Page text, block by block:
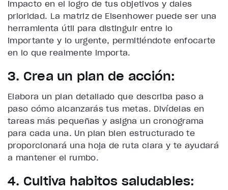
impacto en el logro de tus objetivos y dales
prioridad. La matriz de Eisenhower puede ser una
herramienta útil para distinguir entre lo
importante y lo urgente, permitiéndote enfocarte
en lo que realmente importa.
3. Crea un plan de acción:
Elabora un plan detallado que describa paso a
paso cómo alcanzarás tus metas. Divídelas en
tareas más pequeñas y asigna un cronograma
para cada una. Un plan bien estructurado te
proporcionará una hoja de ruta clara y te ayudará
a mantener el rumbo.
4. Cultiva hábitos saludables: